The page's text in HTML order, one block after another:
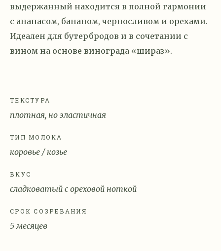
выдержанный находится в полной гармонии
с ананасом, бананом, черносливом и орехами.
Идеален для бутербродов и в сочетании с
вином на основе винограда «шираз».
ТЕКСТУРА
плотная, но эластичная
ТИП МОЛОКА
коровье / козье
ВКУС
сладковатый с ореховой ноткой
СРОК СОЗРЕВАНИЯ
5 месяцев